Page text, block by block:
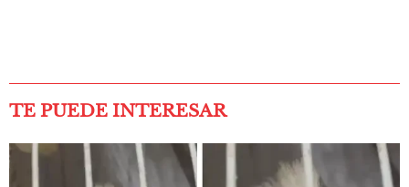
TE PUEDE INTERESAR